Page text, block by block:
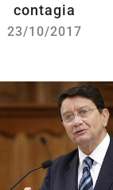
contagia
23/10/2017